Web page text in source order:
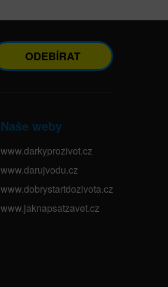
ODEBÍRAT
Naše weby
www.darkyprozivot.cz
www.darujvodu.cz
www.dobrystartdozivota.cz
www.jaknapsatzavet.cz